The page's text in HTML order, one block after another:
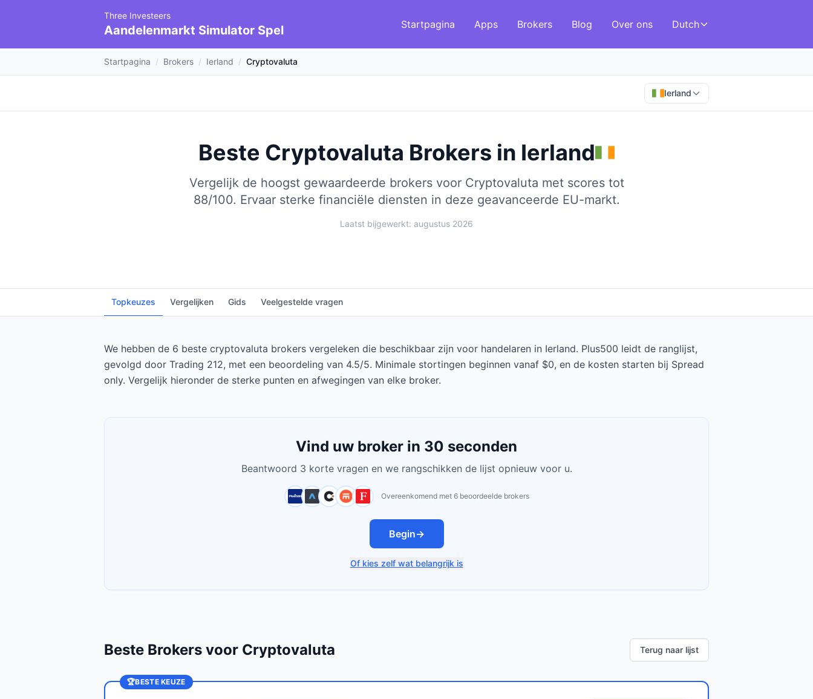
Three Investeers
Aandelenmarkt Simulator Spel Startpagina Apps Brokers Blog Over ons Dutch
Startpagina / Brokers / Ierland / Cryptovaluta
Ierland
Beste Cryptovaluta Brokers in Ierland
Vergelijk de hoogst gewaardeerde brokers voor Cryptovaluta met scores tot
88/100. Ervaar sterke financiële diensten in deze geavanceerde EU-markt.
Laatst bijgewerkt: augustus 2026
Topkeuzes Vergelijken Gids Veelgestelde vragen
We hebben de 6 beste cryptovaluta brokers vergeleken die beschikbaar zijn voor handelaren in Ierland. Plus500 leidt de ranglijst,
gevolgd door Trading 212, met een beoordeling van 4.5/5. Minimale stortingen beginnen vanaf $0, en de kosten starten bij Spread
only. Vergelijk hieronder de sterke punten en afwegingen van elke broker.
Vind uw broker in 30 seconden
Beantwoord 3 korte vragen en we rangschikken de lijst opnieuw voor u.
Overeenkomend met 6 beoordeelde brokers
Begin→
Of kies zelf wat belangrijk is
Beste Brokers voor Cryptovaluta Terug naar lijst
🏆BESTE KEUZE